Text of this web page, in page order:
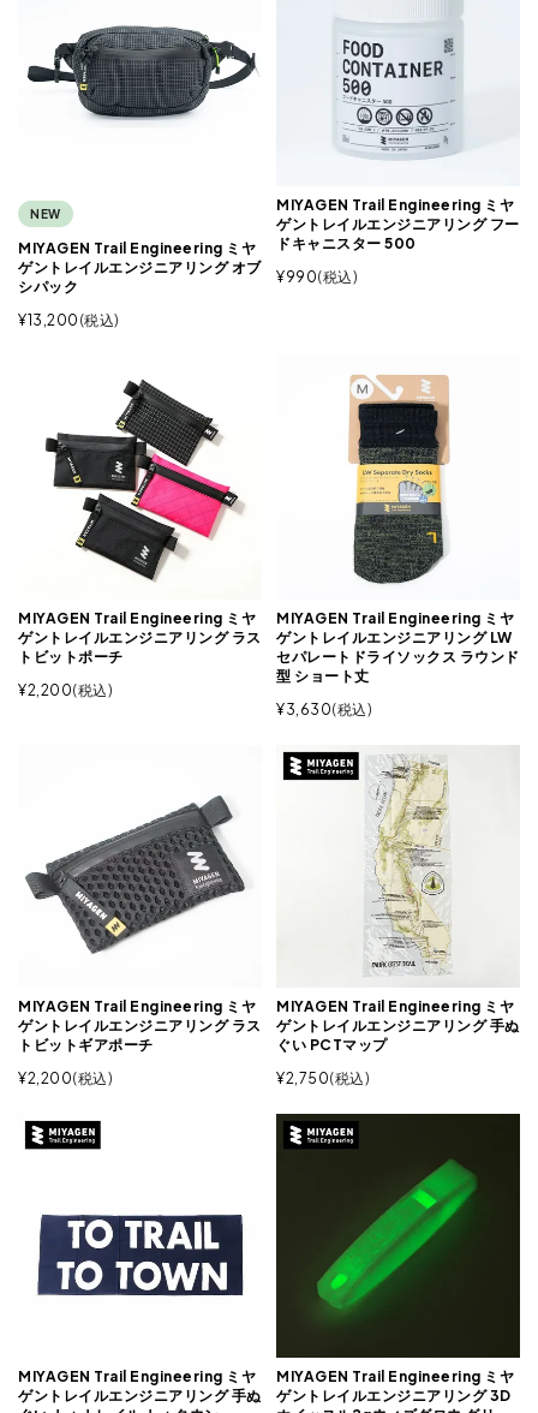
NEW
MIYAGEN Trail Engineering ミヤ
ゲントレイルエンジニアリング オブ
シパック
¥13,200 税込
MIYAGEN Trail Engineering ミヤ
ゲントレイルエンジニアリング フー
ドキャニスター 500
¥990 税込
MIYAGEN Trail Engineering ミヤ
ゲントレイルエンジニアリング ラス
トビットポーチ
¥2,200 税込
MIYAGEN Trail Engineering ミヤ
ゲントレイルエンジニアリング LW
セパレートドライソックス ラウンド
型 ショート丈
¥3,630 税込
MIYAGEN Trail Engineering ミヤ
ゲントレイルエンジニアリング ラス
トビットギアポーチ
¥2,200 税込
MIYAGEN Trail Engineering ミヤ
ゲントレイルエンジニアリング 手ぬ
ぐい PCTマップ
¥2,750 税込
MIYAGEN Trail Engineering ミヤ
ゲントレイルエンジニアリング 手ぬ
MIYAGEN Trail Engineering ミヤ
ゲントレイルエンジニアリング 3D